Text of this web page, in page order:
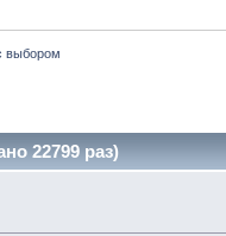
выбором
22799 раз)